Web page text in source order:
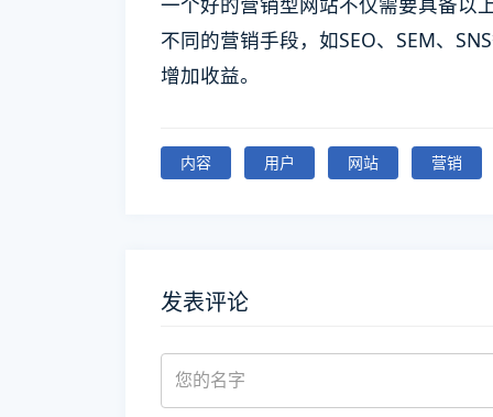
不同的营销手段，如SEO、SEM、
增加收益。
内容 用户 网站 营销
发表评论